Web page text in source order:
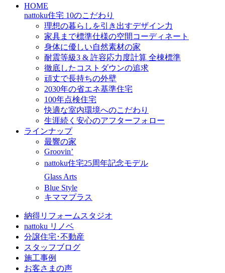
HOME
nattoku住宅 10のこだわり
理想の暮らしを引き出すデザイン力
家具まで標準仕様の空間コーディネート
身体に優しい自然素材の家
耐震等級3 & 許容応力度計算 全棟標準
徹底したコストダウンの追求
頑丈で長持ちの外壁
2030年の省エネ基準住宅
100年点検住宅
快適な室内環境へのこだわり
生涯続く安心のアフターフォロー
ラインナップ
最響の家
Groovin’
nattoku住宅25周年記念モデル
Glass Arts
Blue Style
キママプラス
納得リフォームスタジオ
nattoku リノベ
分譲住宅･不動産
スタッフブログ
施工事例
お客さまの声